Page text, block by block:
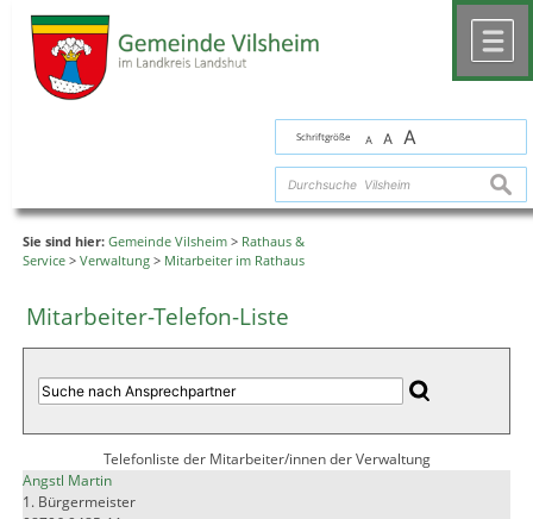
Schriftgröße A A A
Sie sind hier: Gemeinde Vilsheim > Rathaus &
Service > Verwaltung > Mitarbeiter im Rathaus
Mitarbeiter-Telefon-Liste
Telefonliste der Mitarbeiter/innen der Verwaltung
Angstl Martin
1. Bürgermeister